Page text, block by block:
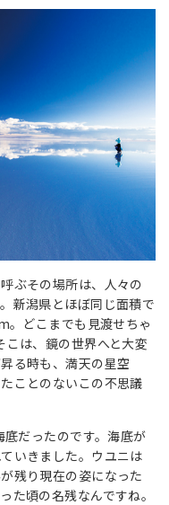
ぶその場所は、人々の
新潟県とほぼ同じ面積で
。どこまでも見渡せちゃ
は、鏡の世界へと大変
る時も、満天の星空
ことのないこの不思議
だったのです。海底が
いきました。ウユニは
残り現在の姿になった
た頃の名残なんですね。